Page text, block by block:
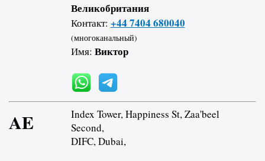
Великобритания
Контакт: +44 7404 680040
(многоканальный)
Имя: Виктор
AE
Index Tower, Happiness St, Zaa'beel
Second,
DIFC, Dubai,